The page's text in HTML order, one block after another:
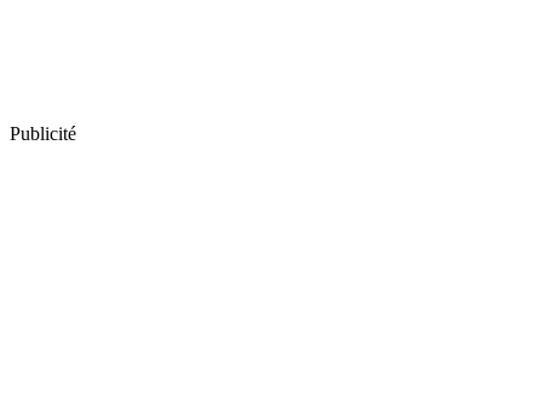
Publicité